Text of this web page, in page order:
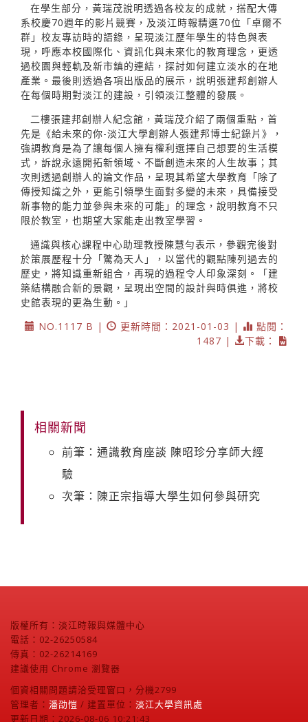
在學生部分，黃瑞茂說明透過各校友的成就，搭配大傳
系校慶70週年的影片競賽，及淡江時報精選70位「卓爾不
群」校友專訪時的語錄，呈現淡江歷年學生的特色與表
現，呼應本校國際化、資訊化與未來化的教育理念，更透
過校園與輕軌及新市鎮的連結，探討如何建立淡水的在地
產業。最後則透過各項出版品的展示，說明張建邦創辦人
在每個時期對淡江的建設，引領淡江整體的發展。
二樓張建邦創辦人紀念館，黃瑞茂介紹了兩個重點，首
先是《給未來的你-淡江大學創辦人張建邦博士紀錄片》，
強調教育是為了讓每個人擁有權利選擇自己想要的生活模
式，訴說永遠開拓新領域、不斷創造未來的人生故事；其
次則透過創辦人的論文作品，呈現其希望大學教育「除了
傳授知識之外，更能引領學生面對多變的未來，具備接受
新事物的能力並參與未來的可能」的理念，說明教育不只
限於教室，也期望大家能走出教室學習。
通識與核心課程中心助理教授陳慧勻表示，參觀完後對
於策展歷程十分「驚為天人」，以當代的觀點陳列過去的
歷史，將知識重新組合，再現的過程令人印象深刻。「建
築結構融合新的景觀，呈現出空間的設計與時俱進，將校
史館表現的更為生動。」
NO.1117 B |
更新時間：2021-01-03 |
點閱：
1487 |
下載：
相關新聞
前筆：通識教育座談 陳昭珍分享師大經
驗
次筆：陳正宗指導大學生如何參與研究
版權所有：淡江時報與媒體中心
電話：02-26250584
傳真：02-26214169
建議使用 Chrome 瀏覽器
個資相關問題請洽受理窗口，分機2799
管理者： 潘劭愷 / 建置單位： 淡江大學資訊處
更新日期：2026-08-06 10:21:43